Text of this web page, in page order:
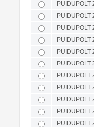
PUIDUPOLT
PUIDUPOLT
PUIDUPOLT
PUIDUPOLT
PUIDUPOLT
PUIDUPOLT
PUIDUPOLT
PUIDUPOLT
PUIDUPOLT
PUIDUPOLT
PUIDUPOLT